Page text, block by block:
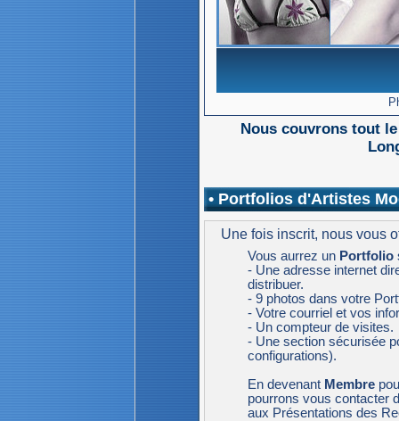
Nous couvrons tout
• Portfolios d'Artistes
Une fois inscrit, nous vous
Vous aurrez un Portfolio
- Une adresse internet
distribuer.
- 9 photos dans votre
- Votre courriel et vos
- Un compteur de visites.
- Une section sécurisée
configurations).
En devenant Membre
pourrons vous contacter
aux Présentations des